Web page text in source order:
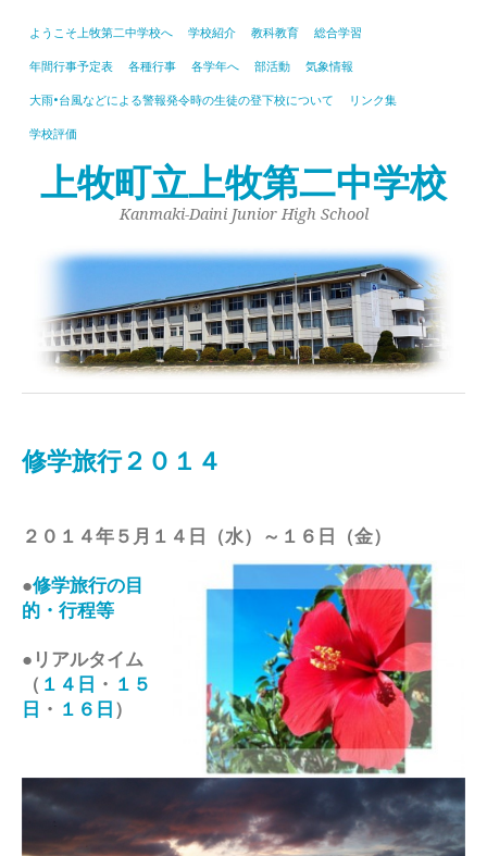
ようこそ上牧第二中学校へ 学校紹介 教科教育 総合学習
年間行事予定表 各種行事 各学年へ 部活動 気象情報
大雨•台風などによる警報発令時の生徒の登下校について リンク集
学校評価
上牧町立上牧第二中学校
Kanmaki-Daini Junior High School
修学旅行２０１４
２０１４年５月１４日（水）～１６日（金）
●修学旅行の目
的・行程等
●リアルタイム
（ １４日 ・ １５
日 ・ １６日 ）